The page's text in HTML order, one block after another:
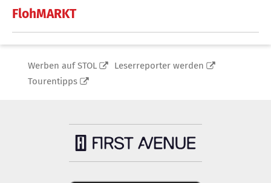
FlohMARKT
Werben auf STOL
Leserreporter werden
Tourentipps